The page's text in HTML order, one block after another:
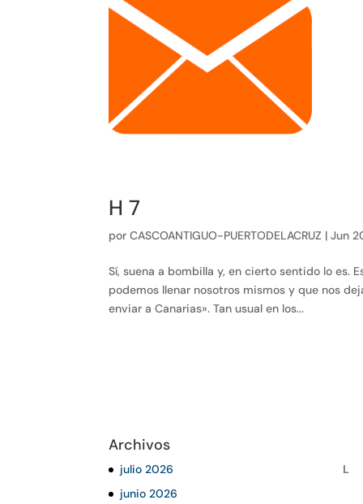
H 7
porCASCOANTIGUO-PUERTODELACRUZ |Jun
Sí, suena a bombilla y, en cierto sentido lo es.
podemos llenar nosotros mismos y que nos
enviar a Canarias». Tan usual en los...
Archivos
julio 2026
junio 2026
L